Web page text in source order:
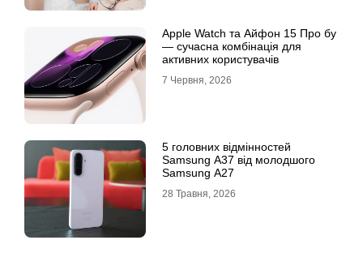
Apple Watch та Айфон 15 Про бу
— сучасна комбінація для
активних користувачів
7 Червня, 2026
5 головних відмінностей
Samsung A37 від молодшого
Samsung A27
28 Травня, 2026